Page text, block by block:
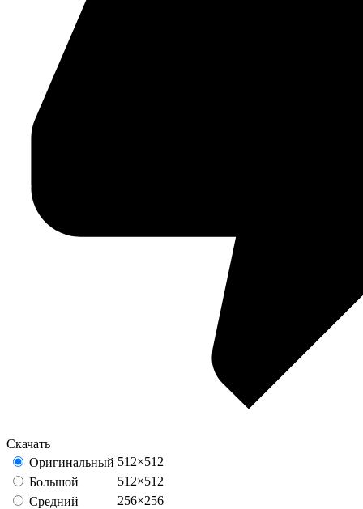
Скачать
Оригинальный 512×512
Большой
512×512
Средний
256×256